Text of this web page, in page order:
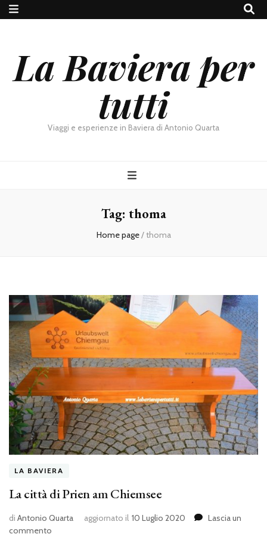
La Baviera per
tutti
Viaggi e esperienze in Baviera di Antonio Quarta
Tag: thoma
Home page/thoma
LA BAVIERA
La città di Prien am Chiemsee
di Antonio Quarta aggiornato il 10 Luglio 2020
Lascia un
commento